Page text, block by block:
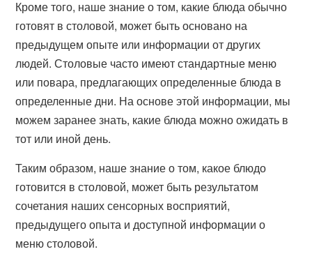
Кроме того, наше знание о том, какие блюда обычно
готовят в столовой, может быть основано на
предыдущем опыте или информации от других
людей. Столовые часто имеют стандартные меню
или повара, предлагающих определенные блюда в
определенные дни. На основе этой информации, мы
можем заранее знать, какие блюда можно ожидать в
тот или иной день.
Таким образом, наше знание о том, какое блюдо
готовится в столовой, может быть результатом
сочетания наших сенсорных восприятий,
предыдущего опыта и доступной информации о
меню столовой.